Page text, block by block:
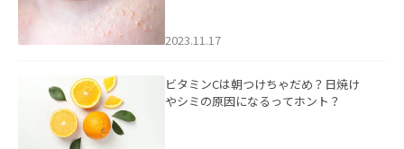
2023.11.17
ビタミンCは朝つけちゃだめ？日焼け
やシミの原因になるってホント？